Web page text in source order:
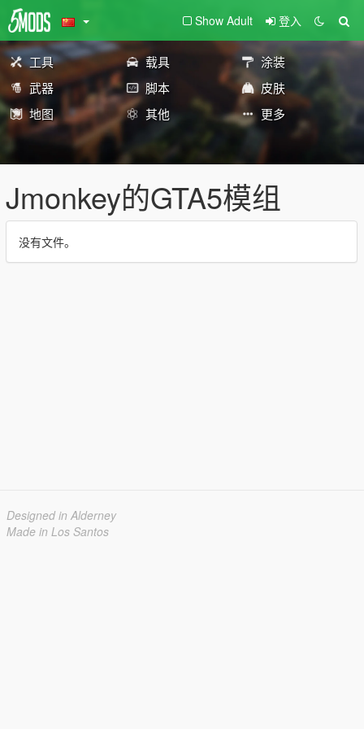
Show Adult 登入
工具 载具
涂装
武器
脚本
皮肤
地图
其他 更多
Jmonkey的GTA5模组
没有文件。
Designed in Alderney
Made in Los Santos